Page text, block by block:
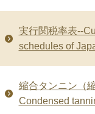
実行関税率表--
schedules of
縮合タンニン（
Condensed